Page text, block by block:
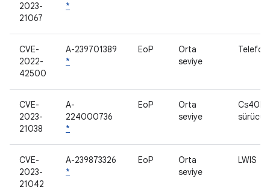
2023-
21067
*
CVE-
2022-
42500
A-239701389
*
EoP
Orta
seviye
CVE-
2023-
21038
A-
224000736
*
EoP
Orta
seviye
sürücü
CVE-
2023-
21042
A-239873326
*
EoP
Orta
seviye
LWIS